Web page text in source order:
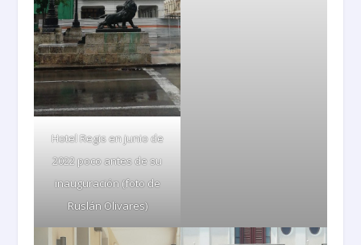
Hotel Regis en junio de
2022 poco antes de su
inauguración (foto de
Ruslán Olivares)